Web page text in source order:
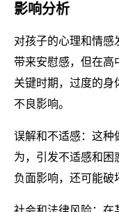
影响分析
对孩子的心理和情感
带来安慰感，但在高
关键时期，过度的身
不良影响。
误解和不适感：这种
为，引发不适感和困
负面影响，还可能破